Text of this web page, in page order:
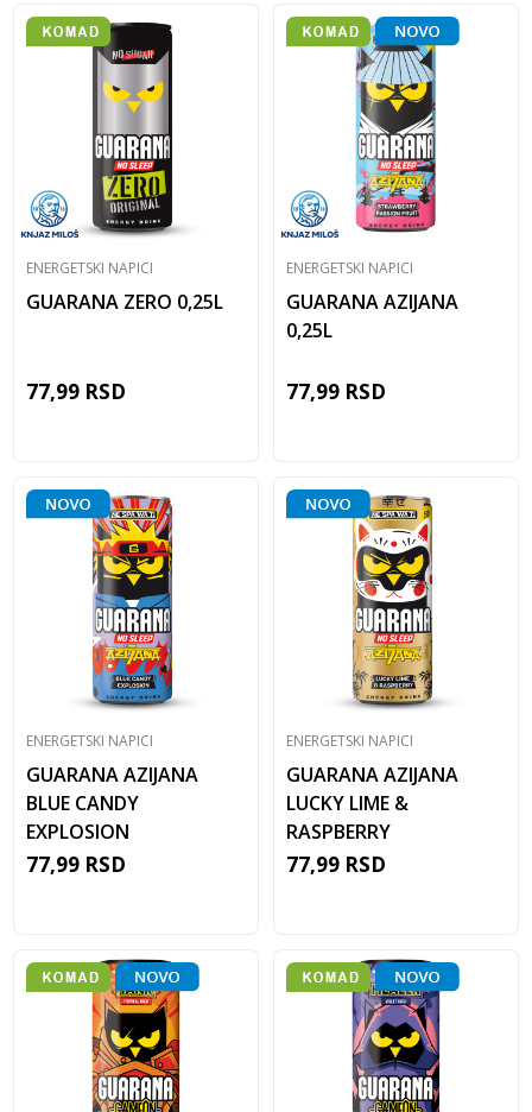
ENERGETSKI NAPICI
GUARANA ZERO 0,25L
77,99 RSD
ENERGETSKI NAPICI
GUARANA AZIJANA
0,25L
77,99 RSD
ENERGETSKI NAPICI
GUARANA AZIJANA
BLUE CANDY
EXPLOSION
77,99 RSD
ENERGETSKI NAPICI
GUARANA AZIJANA
LUCKY LIME &
RASPBERRY
77,99 RSD